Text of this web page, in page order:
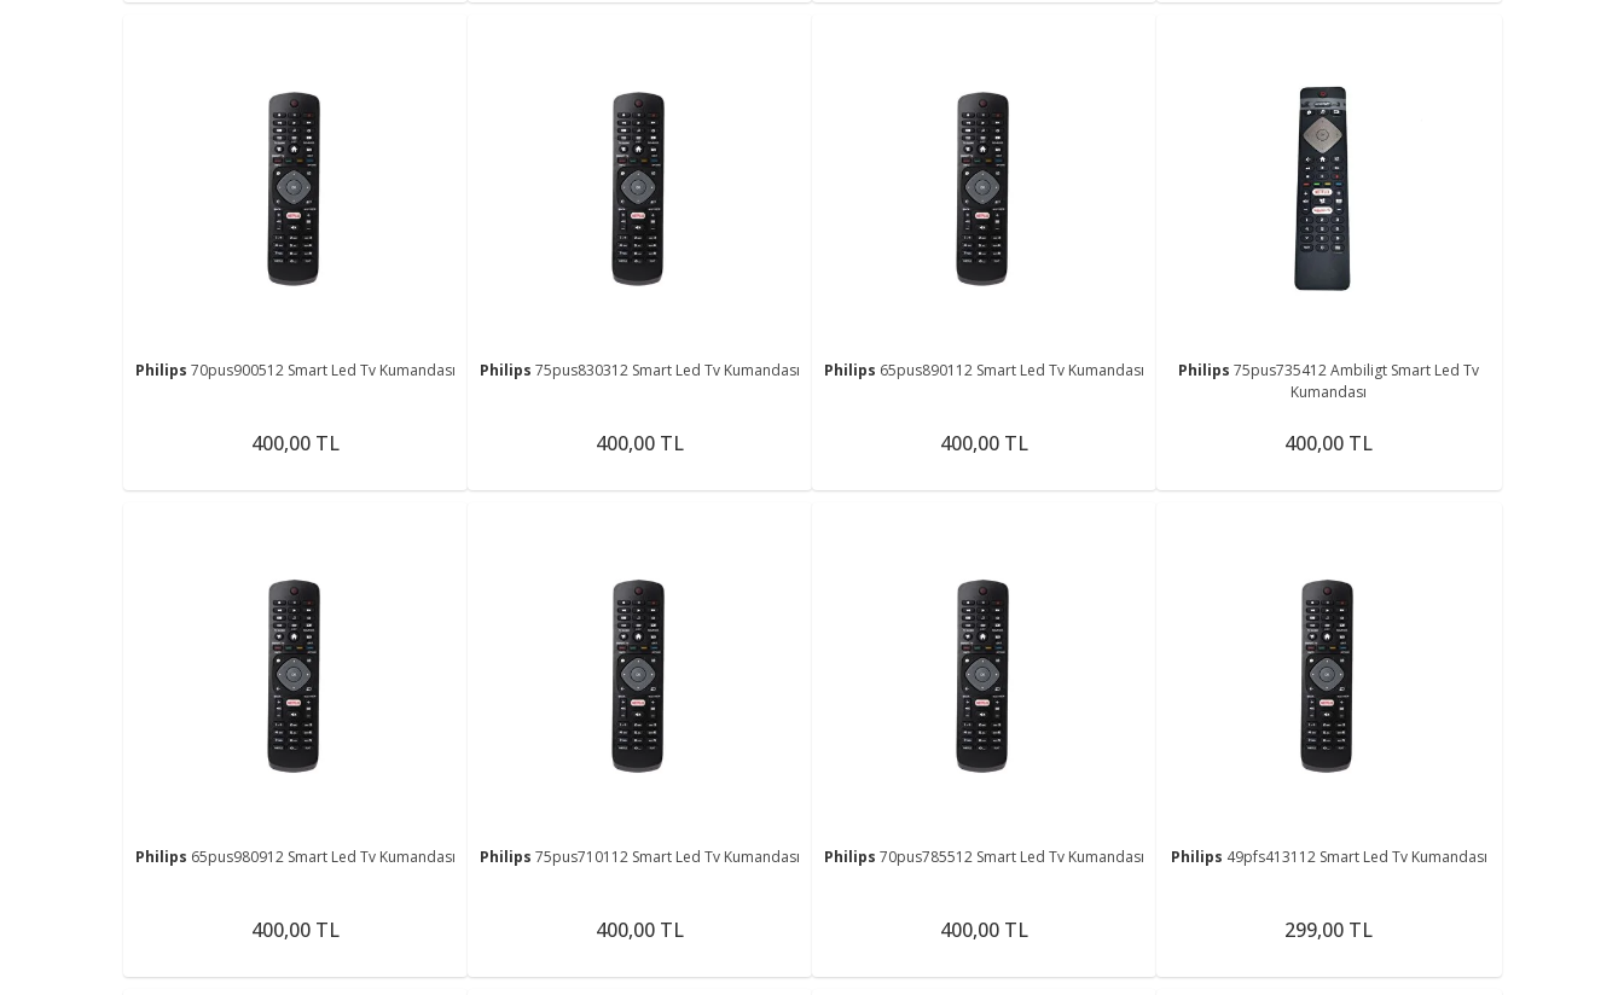
Philips 70pus900512 Smart Led Tv Kumandası
400,00 TL
Philips 75pus830312 Smart Led Tv Kumandası
400,00 TL
Philips 65pus890112 Smart Led Tv Kumandası
400,00 TL
Philips75pus735412 Ambiligt Smart Led Tv
Kumandası
400,00 TL
Philips 65pus980912 Smart Led Tv Kumandası
400,00 TL
Philips 75pus710112 Smart Led Tv Kumandası
400,00 TL
Philips70pus785512 Smart Led Tv Kumandası
400,00 TL
Philips 49pfs413112 Smart Led Tv Kumandası
299,00 TL